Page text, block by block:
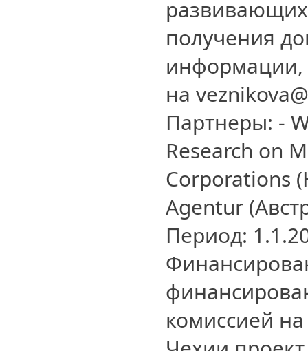
получения
информации,
на
Партнеры: -
Research on
Corporations
Agentur
Период:
комиссией